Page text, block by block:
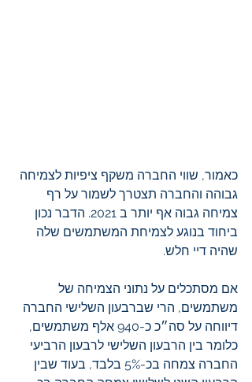
כאמור, שווי החברה משקף ציפיות לצמיחה
גבוהה והחברה תצטרך לשמור על רף
צמיחה גבוה אף יותר ב 2021. הדבר נכון
ביחוד בנוגע לצמיחת המשתמשים שלה
שהיה דיי חלש.
אם מסתכלים על נתוני הצמיחה של
משתמשים, הרי שברבעון השלישי החברה
דיווחה על סה״כ כ-940 אלף משתמשים,
כלומר בין הרבעון השלישי לרבעון הרביעי
החברה צמחה בכ-5% בלבד, בעוד שבין